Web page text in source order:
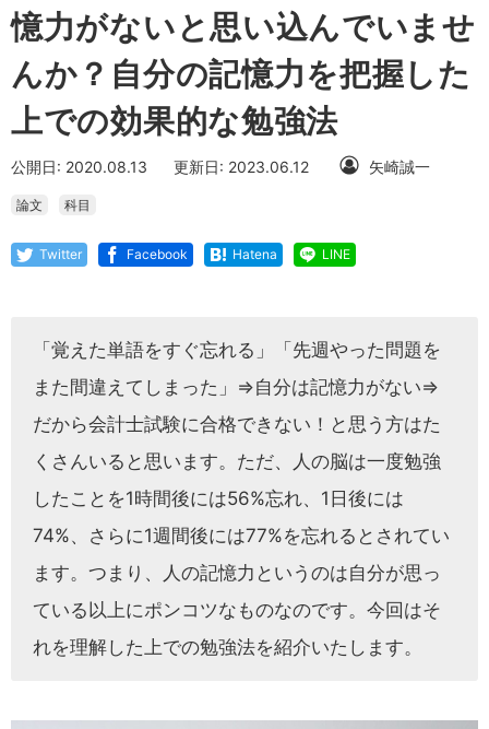
憶力がないと思い込んでいませ
んか？自分の記憶力を把握した
上での効果的な勉強法
公開日: 2020.08.13 更新日: 2023.06.12 矢崎誠一
論文 科目
Twitter Facebook Hatena LINE
「覚えた単語をすぐ忘れる」「先週やった問題を
また間違えてしまった」⇒自分は記憶力がない⇒
だから会計士試験に合格できない！と思う方はた
くさんいると思います。ただ、人の脳は一度勉強
したことを1時間後には56%忘れ、1日後には
74%、さらに1週間後には77%を忘れるとされてい
ます。つまり、人の記憶力というのは自分が思っ
ている以上にポンコツなものなのです。今回はそ
れを理解した上での勉強法を紹介いたします。